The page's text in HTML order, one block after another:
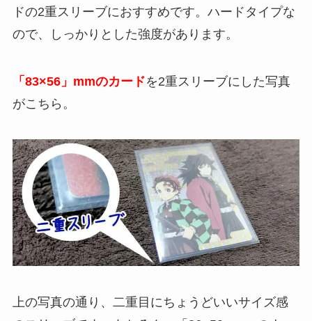
ドの2重スリーブにおすすめです。ハードタイプな
ので、しっかりとした強度があります。
「83×56」mmのカードを2重スリーブにした写真
がこちら。
上の写真の通り、二重目にちょうどいいサイズ感